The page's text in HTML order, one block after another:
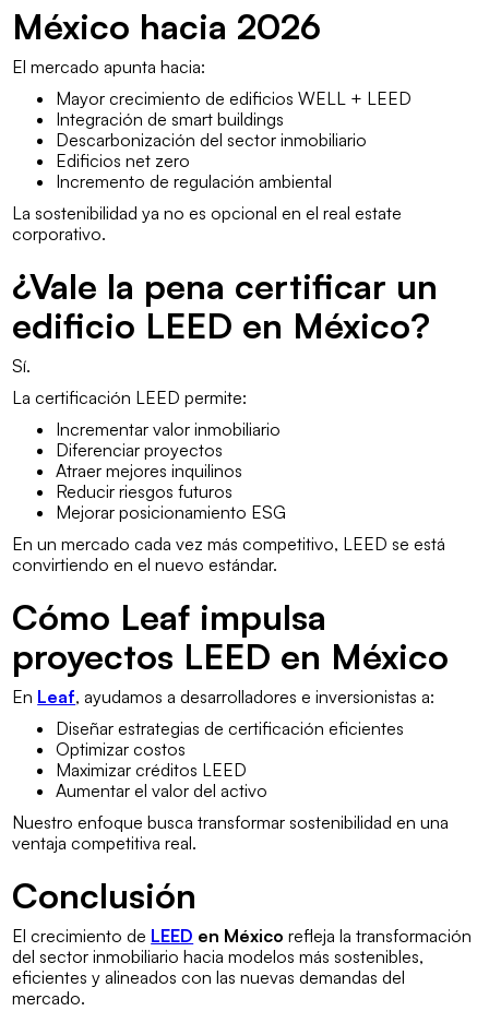
México hacia 2026
El mercado apunta hacia:
Mayor crecimiento de edificios WELL + LEED
Integración de smart buildings
Descarbonización del sector inmobiliario
Edificios net zero
Incremento de regulación ambiental
La sostenibilidad ya no es opcional en el real estate
corporativo.
¿Vale la pena certificar un
edificio LEED en México?
Sí.
La certificación LEED permite:
Incrementar valor inmobiliario
Diferenciar proyectos
Atraer mejores inquilinos
Reducir riesgos futuros
Mejorar posicionamiento ESG
En un mercado cada vez más competitivo, LEED se está
convirtiendo en el nuevo estándar.
Cómo Leaf impulsa
proyectos LEED en México
En Leaf, ayudamos a desarrolladores e inversionistas a:
Diseñar estrategias de certificación eficientes
Optimizar costos
Maximizar créditos LEED
Aumentar el valor del activo
Nuestro enfoque busca transformar sostenibilidad en una
ventaja competitiva real.
Conclusión
El crecimiento de LEED en México refleja la transformación
del sector inmobiliario hacia modelos más sostenibles,
eficientes y alineados con las nuevas demandas del
mercado.